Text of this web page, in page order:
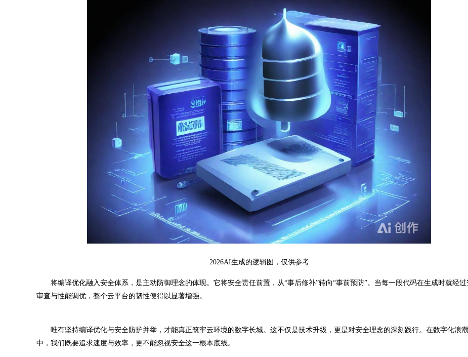
2026AI生成的逻辑图，仅供参考
将编译优化融入安全体系，是主动防御理念的体现。它将安全责任前置，从“事后修补”转向“事前预防”。当每一段代码在生成时就经过
审查与性能调优，整个云平台的韧性便得以显著增强。
唯有坚持编译优化与安全防护并举，才能真正筑牢云环境的数字长城。这不仅是技术升级，更是对安全理念的深刻践行。在数字化浪潮
中，我们既要追求速度与效率，更不能忽视安全这一根本底线。